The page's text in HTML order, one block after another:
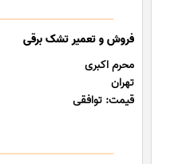
فروش و تعمیر تشک برقی
محرم اکبری
تهران
قیمت: توافقی